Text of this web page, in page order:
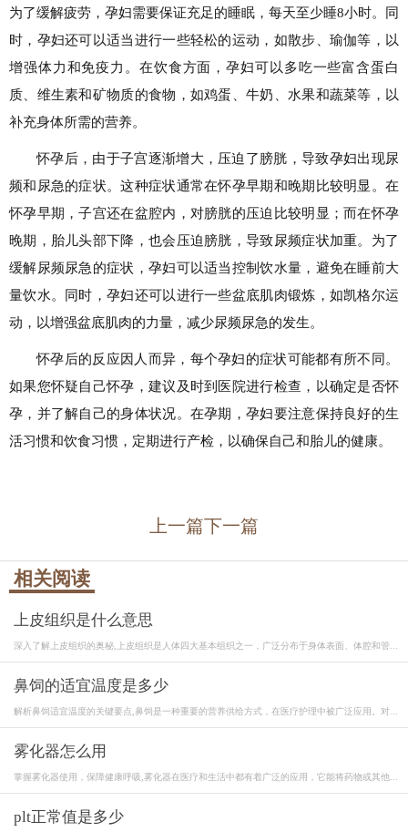
为了缓解疲劳，孕妇需要保证充足的睡眠，每天至少睡8小时。同
时，孕妇还可以适当进行一些轻松的运动，如散步、瑜伽等，以
增强体力和免疫力。在饮食方面，孕妇可以多吃一些富含蛋白
质、维生素和矿物质的食物，如鸡蛋、牛奶、水果和蔬菜等，以
补充身体所需的营养。
怀孕后，由于子宫逐渐增大，压迫了膀胱，导致孕妇出现尿
频和尿急的症状。这种症状通常在怀孕早期和晚期比较明显。在
怀孕早期，子宫还在盆腔内，对膀胱的压迫比较明显；而在怀孕
晚期，胎儿头部下降，也会压迫膀胱，导致尿频症状加重。为了
缓解尿频尿急的症状，孕妇可以适当控制饮水量，避免在睡前大
量饮水。同时，孕妇还可以进行一些盆底肌肉锻炼，如凯格尔运
动，以增强盆底肌肉的力量，减少尿频尿急的发生。
怀孕后的反应因人而异，每个孕妇的症状可能都有所不同。
如果您怀疑自己怀孕，建议及时到医院进行检查，以确定是否怀
孕，并了解自己的身体状况。在孕期，孕妇要注意保持良好的生
活习惯和饮食习惯，定期进行产检，以确保自己和胎儿的健康。
上一篇下一篇
相关阅读
上皮组织是什么意思
深入了解上皮组织的奥秘,上皮组织是人体四大基本组织之一，广泛分布于身体表面、体腔和管...
鼻饲的适宜温度是多少
解析鼻饲适宜温度的关键要点,鼻饲是一种重要的营养供给方式，在医疗护理中被广泛应用。对...
雾化器怎么用
掌握雾化器使用，保障健康呼吸,雾化器在医疗和生活中都有着广泛的应用，它能将药物或其他...
plt正常值是多少